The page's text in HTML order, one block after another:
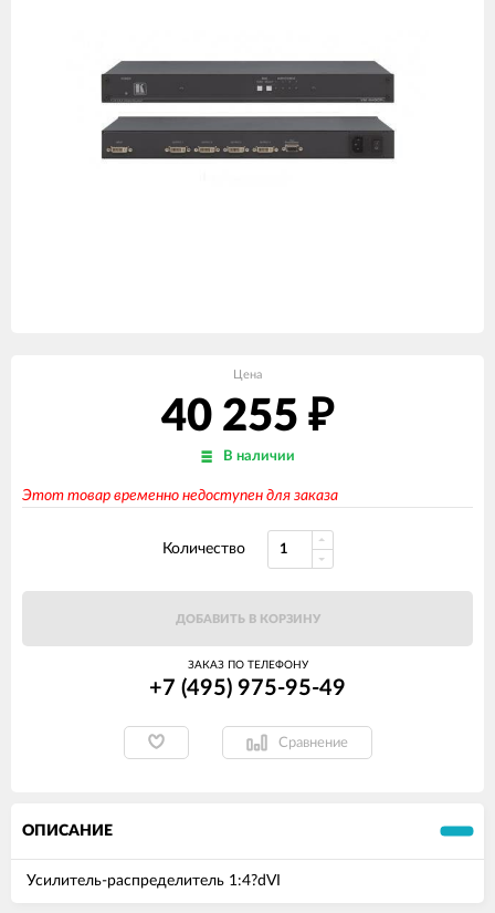
Цена
40 255 ₽
В наличии
Этот товар временно недоступен для заказа
Количество
ДОБАВИТЬ В КОРЗИНУ
ЗАКАЗ ПО ТЕЛЕФОНУ
+7 (495) 975-95-49
Сравнение
ОПИСАНИЕ
Усилитель-распределитель 1:4?dVI